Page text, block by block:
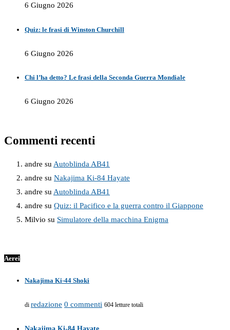
6 Giugno 2026
Quiz: le frasi di Winston Churchill
6 Giugno 2026
Chi l’ha detto? Le frasi della Seconda Guerra Mondiale
6 Giugno 2026
Commenti recenti
andre su Autoblinda AB41
andre su Nakajima Ki-84 Hayate
andre su Autoblinda AB41
andre su Quiz: il Pacifico e la guerra contro il Giappone
Milvio su Simulatore della macchina Enigma
Aerei
Nakajima Ki-44 Shoki
di redazione 0 commenti 604 letture totali